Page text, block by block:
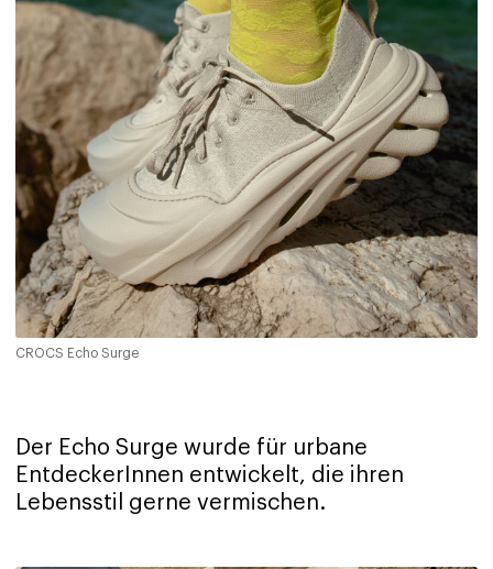
CROCS Echo Surge
Der Echo Surge wurde für urbane
EntdeckerInnen entwickelt, die ihren
Lebensstil gerne vermischen.